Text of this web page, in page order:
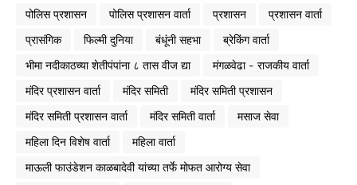
पोलिस प्रशासन
पोलिस प्रशासन वार्ता प्रशासन
प्रशासन वार्ता
प्रासंगिक
फिल्मी दुनिया बंधूंनी सहभा
ब्रेकिंग वार्ता
भीमा नदीकाठच्या शेतीपंपांना ८ तास वीज द्या
मंगळवेढा - राजकीय वार्ता
मंदिर प्रशासन वार्ता
मंदिर समिती
मंदिर समिती प्रशासन
मंदिर समिती प्रशासन वार्ता
मंदिर समिती वार्ता
मसाज सेवा
महिला दिन विशेष वार्ता
महिला वार्ता
माऊली फाउंडेशन काळबादेवी यांच्या तर्फे मोफत आरोग्य सेवा